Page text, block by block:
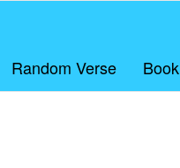
Random Verse Book